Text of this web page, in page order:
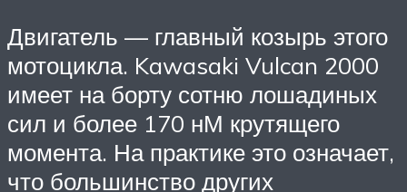
Двигатель — главный козырь этого
мотоцикла. Kawasaki Vulcan 2000
имеет на борту сотню лошадиных
сил и более 170 нМ крутящего
момента. На практике это означает,
что большинство других